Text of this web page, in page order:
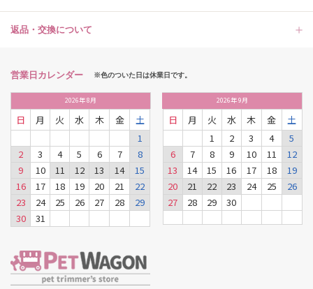
返品・交換について
営業日カレンダー ※色のついた日は休業日です。
2026年8月
日 月 火 水 木 金
土
1
2
3 4 5 6 7
8
9
10 11 12 13 14
15
16
17 18 19 20 21
22
23
24 25 26 27 28
29
30
31
2026年9月
日 月 火 水 木 金
土
1
2 3 4
5
6
7 8 9 10 11
12
13
14 15 16 17 18
19
20
21 22 23 24 25
26
27
28 29 30